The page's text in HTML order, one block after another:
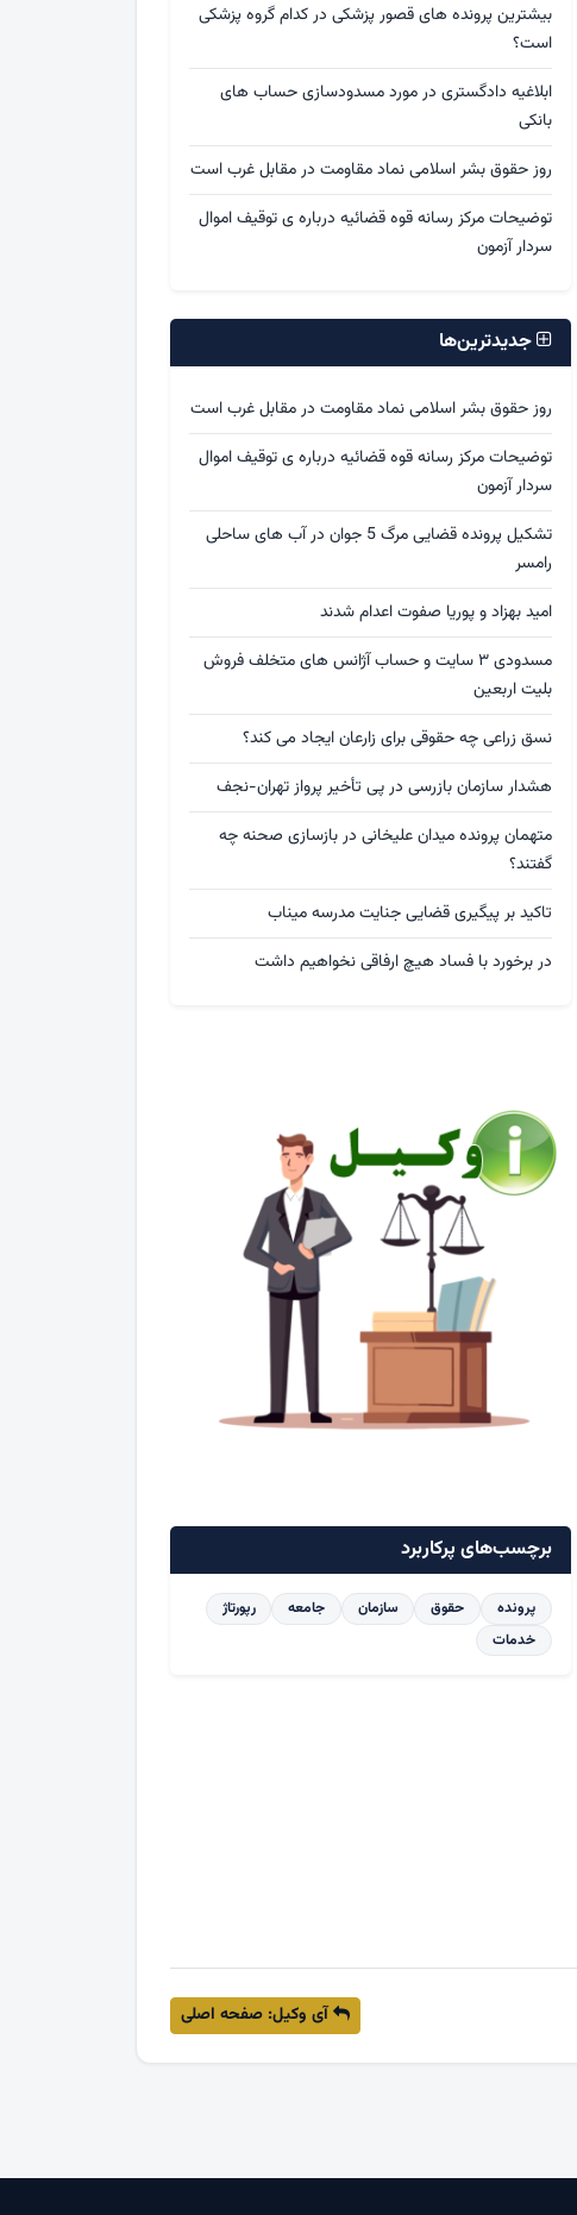
بیشترین پرونده های قصور پزشکی در کدام گروه پزشکی
است؟
ابلاغیه دادگستری در مورد مسدودسازی حساب های
بانکی
روز حقوق بشر اسلامی نماد مقاومت در مقابل غرب است
توضیحات مرکز رسانه قوه قضائیه درباره ی توقیف اموال
سردار آزمون
جدیدترین‌ها
روز حقوق بشر اسلامی نماد مقاومت در مقابل غرب است
توضیحات مرکز رسانه قوه قضائیه درباره ی توقیف اموال
سردار آزمون
تشکیل پرونده قضایی مرگ 5 جوان در آب های ساحلی
رامسر
امید بهزاد و پوریا صفوت اعدام شدند
مسدودی ۳ سایت و حساب آژانس های متخلف فروش
بلیت اربعین
نسق زراعی چه حقوقی برای زارعان ایجاد می کند؟
هشدار سازمان بازرسی در پی تأخیر پرواز تهران-نجف
متهمان پرونده میدان علیخانی در بازسازی صحنه چه
گفتند؟
تاکید بر پیگیری قضایی جنایت مدرسه میناب
در برخورد با فساد هیچ ارفاقی نخواهیم داشت
برچسب‌های پرکاربرد
پرونده حقوق سازمان جامعه
رپورتاژ
خدمات
آی وکیل: صفحه اصلی